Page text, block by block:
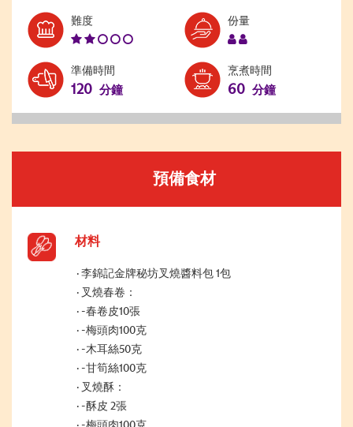
難度Level:
份量Serves:
準備時間
120 分鐘
烹煮時間
60 分鐘
預備食材
材料
李錦記金牌秘坊叉燒醬料包 1包
叉燒春卷：
-春卷皮10張
-梅頭肉100克
-木耳絲50克
-甘筍絲100克
叉燒酥：
-酥皮 2張